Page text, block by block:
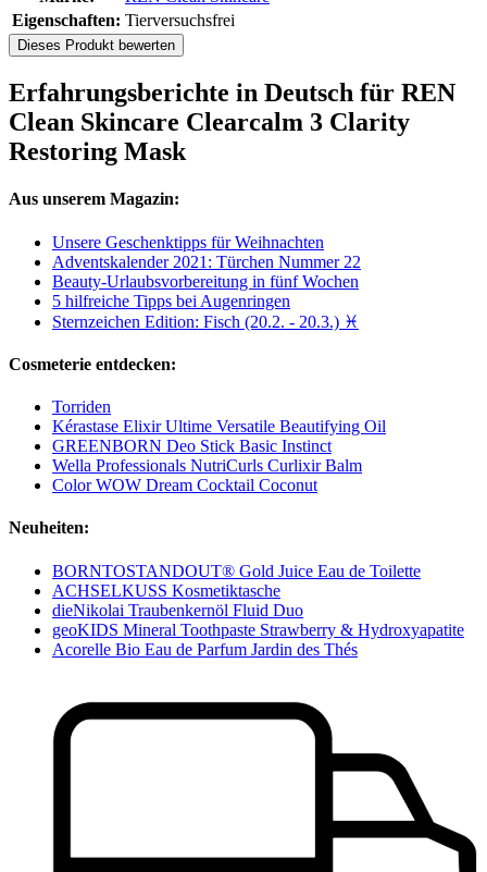
Eigenschaften: Tierversuchsfrei
Dieses Produkt bewerten
Erfahrungsberichte in Deutsch für REN
Clean Skincare Clearcalm 3 Clarity
Restoring Mask
Aus unserem Magazin:
Unsere Geschenktipps für Weihnachten
Adventskalender 2021: Türchen Nummer 22
Beauty-Urlaubsvorbereitung in fünf Wochen
5 hilfreiche Tipps bei Augenringen
Sternzeichen Edition: Fisch (20.2. - 20.3.) ♓
Cosmeterie entdecken:
Torriden
Kérastase Elixir Ultime Versatile Beautifying Oil
GREENBORN Deo Stick Basic Instinct
Wella Professionals NutriCurls Curlixir Balm
Color WOW Dream Cocktail Coconut
Neuheiten:
BORNTOSTANDOUT® Gold Juice Eau de Toilette
ACHSELKUSS Kosmetiktasche
dieNikolai Traubenkernöl Fluid Duo
geoKIDS Mineral Toothpaste Strawberry & Hydroxyapatite
Acorelle Bio Eau de Parfum Jardin des Thés